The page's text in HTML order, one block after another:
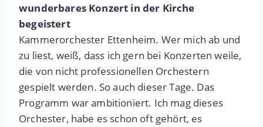
wunderbares Konzert in der Kirche
begeistert
Kammerorchester Ettenheim. Wer mich ab und
zu liest, weiß, dass ich gern bei Konzerten weile,
die von nicht professionellen Orchestern
gespielt werden. So auch dieser Tage. Das
Programm war ambitioniert. Ich mag dieses
Orchester, habe es schon oft gehört, es